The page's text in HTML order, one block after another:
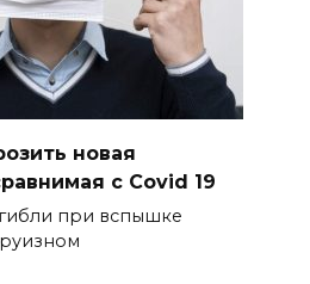
новая
с Сovid 19
при вспышке